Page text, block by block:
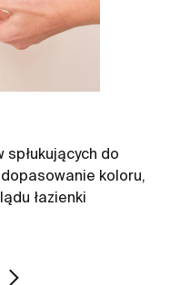
spłukujących do
koloru,
łazienki